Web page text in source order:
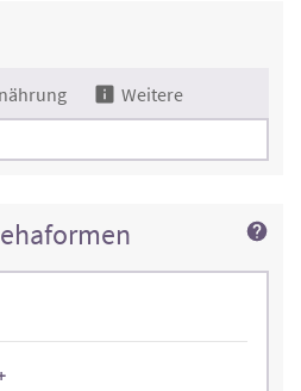
Weitere